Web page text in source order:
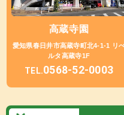
高蔵寺園
愛知県春日井市高蔵寺町北4-1-1 リ
ルタ高蔵寺1F
TEL.0568-52-0003